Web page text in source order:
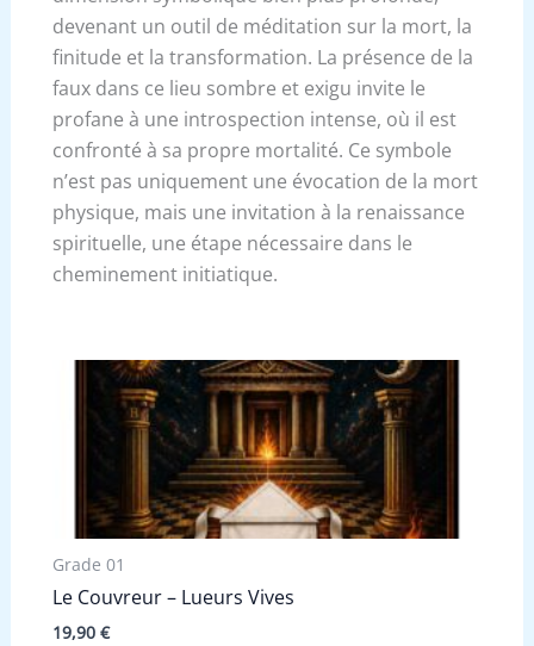
devenant un outil de méditation sur la mort, la
finitude et la transformation. La présence de la
faux dans ce lieu sombre et exigu invite le
profane à une introspection intense, où il est
confronté à sa propre mortalité. Ce symbole
n’est pas uniquement une évocation de la mort
physique, mais une invitation à la renaissance
spirituelle, une étape nécessaire dans le
cheminement initiatique.
Grade 01
Le Couvreur – Lueurs Vives
19,90 €